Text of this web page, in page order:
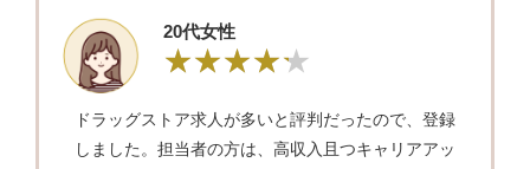
20代女性
ドラッグストア求人が多いと評判だったので、登録
しました。担当者の方は、高収入且つキャリアアッ